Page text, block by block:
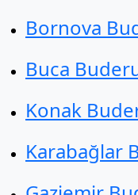
Bornova
Buca
Konak
Karabağlar